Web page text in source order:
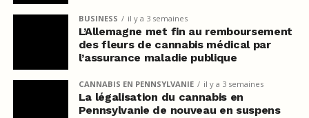
BUSINESS il y a 3 semaines
L’Allemagne met fin au remboursement
des fleurs de cannabis médical par
l’assurance maladie publique
CANNABIS EN PENNSYLVANIE il y a 3 semaines
La légalisation du cannabis en
Pennsylvanie de nouveau en suspens